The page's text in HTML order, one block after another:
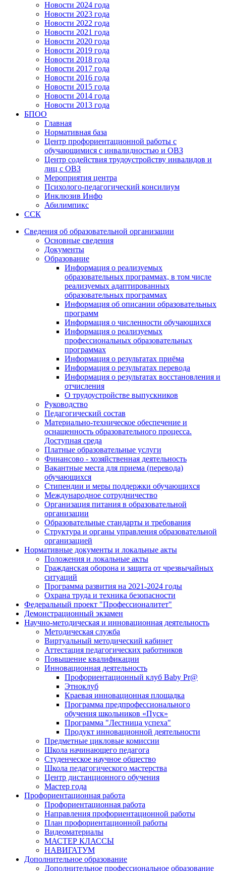
Новости 2024 года
Новости 2023 года
Новости 2022 года
Новости 2021 года
Новости 2020 года
Новости 2019 года
Новости 2018 года
Новости 2017 года
Новости 2016 года
Новости 2015 года
Новости 2014 года
Новости 2013 года
БПОО
Главная
Нормативная база
Центр профориентационной работы с
обучающимися с инвалидностью и ОВЗ
Центр содействия трудоустройству инвалидов и
лиц с ОВЗ
Мероприятия центра
Психолого-педагогический консилиум
Инклюзив Инфо
Абилимпикс
ССК
Сведения об образовательной организации
Основные сведения
Документы
Образование
Информация о реализуемых
образовательных программах, в том числе
реализуемых адаптированных
образовательных программах
Информация об описании образовательных
программ
Информация о численности обучающихся
Информация о реализуемых
профессиональных образовательных
программах
Информация о результатах приёма
Информация о результатах перевода
Информация о результатах восстановления и
отчисления
О трудоустройстве выпускников
Руководство
Педагогический состав
Материально-техническое обеспечение и
оснащенность образовательного процесса.
Доступная среда
Платные образовательные услуги
Финансово - хозяйственная деятельность
Вакантные места для приема (перевода)
обучающихся
Стипендии и меры поддержки обучающихся
Международное сотрудничество
Организация питания в образовательной
организации
Образовательные стандарты и требования
Структура и органы управления образовательной
организацией
Нормативные документы и локальные акты
Положения и локальные акты
Гражданская оборона и защита от чрезвычайных
ситуаций
Программа развития на 2021-2024 годы
Охрана труда и техника безопасности
Федеральный проект "Профессионалитет"
Демонстрационный экзамен
Научно-методическая и инновационная деятельность
Методическая служба
Виртуальный методический кабинет
Аттестация педагогических работников
Повышение квалификации
Инновационная деятельность
Профориентационный клуб Baby Pr@
Этноклуб
Краевая инновационная площадка
Программа предпрофессионального
обучения школьников «Пуск»
Программа "Лестница успеха"
Продукт инновационной деятельности
Предметные цикловые комиссии
Школа начинающего педагога
Студенческое научное общество
Школа педагогического мастерства
Центр дистанционного обучения
Мастер года
Профориентационная работа
Профориентационная работа
Направления профориентационной работы
План профориентационной работы
Видеоматериалы
МАСТЕР КЛАССЫ
НАВИГАТУМ
Дополнительное образование
Дополнительное профессиональное образование